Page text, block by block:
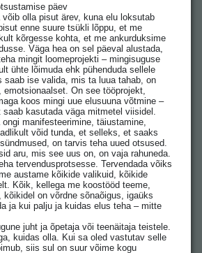
päev
olla pisut ärev, kuna elu loksutab
enne suure tsükli lõppu, et me
kõrgesse kohta, et me ankurduksime
Väga hea on sel päeval alustada,
mingit loomeprojekti – mingisuguse
ühte lõimuda ehk pühenduda sellele
saab ise valida, mis ta luua tahab, on
On see tööprojekt,
koos mingi uue elusuuna võtmine –
kasutada väga mitmetel viisidel.
manifesteerimine, täiustamine,
võid tunda, et selleks, et saaks
on tarvis teha uued otsused.
aru, mis see uus on, on vaja rahuneda.
tervendusprotsesse. Tervendada võiks
austame kõikide valikuid, kõikide
Kõik, kellega me koostööd teeme,
kõikidel on võrdne sõnaõigus, igaüks
ja kui palju ja kuidas elus teha – mitte
juht ja õpetaja või teenäitaja teistele.
kuidas olla. Kui sa oled vastutav selle
siis sul on suur võime kogu